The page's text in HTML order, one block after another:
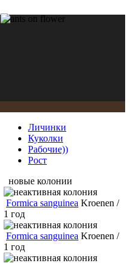
Личинки
Куколки
Рабочие))
Рост
новые колонии
Formica sanguinea Kroenen /
1 год
Formica sanguinea Kroenen /
1 год